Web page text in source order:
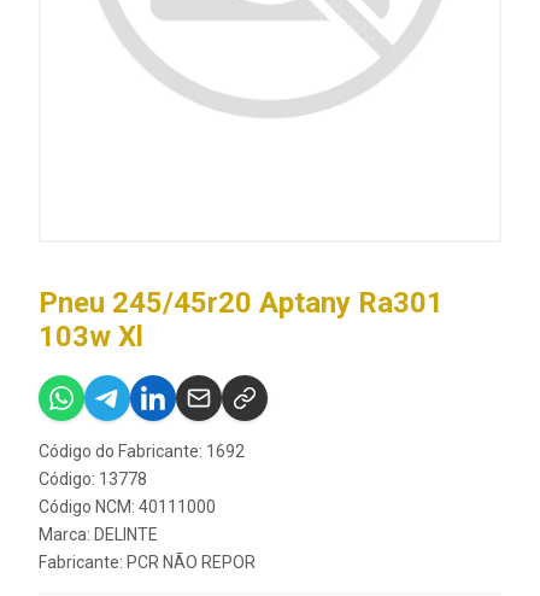
Pneu 245/45r20 Aptany Ra301
103w Xl
Código do Fabricante: 1692
Código: 13778
Código NCM: 40111000
Marca: DELINTE
Fabricante: PCR NÃO REPOR